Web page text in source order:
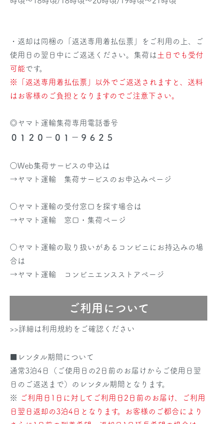
・返却は同梱の「返送専用着払伝票」をご利用の上、ご
使用日の翌日中にご返送ください。集荷は 土日でも受付
可能です。
※「返送専用着払伝票」以外でご返送されますと、送料
はお客様のご負担となりますのでご注意下さい。
◎ヤマト運輸集荷専用電話番号
０１２０－０１－９６２５
○Web集荷サービスの申込は
→ヤマト運輸 集荷サービスのお申込みページ
○ヤマト運輸の受付窓口を探す場合は
→ヤマト運輸 窓口・集荷ページ
○ヤマト運輸の取り扱いがあるコンビニにお持込みの場
合は
→ヤマト運輸 コンビニエンスストアページ
ご利用について
>>詳細は利用規約をご確認ください
■レンタル期間について
通常3泊4日（ご使用日の2日前のお届けからご使用日翌
日のご返送まで）のレンタル期間となります。
※
ご利用日1日に対してご利用日2日前のお届け、ご利用
日翌日返却の3泊4日となります。お客様のご都合により